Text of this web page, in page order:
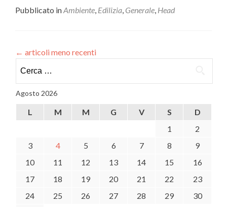
piùAmbiente:
urbani
Pubblicato inAmbiente, Edilizia, Generale, Head
← articoli meno recenti
per:
Agosto 2026
L M M G V S
D
1
2
3
4 5 6 7 8
9
10
11 12 13 14 15
16
17
18 19 20 21 22
23
24
25 26 27 28 29
30